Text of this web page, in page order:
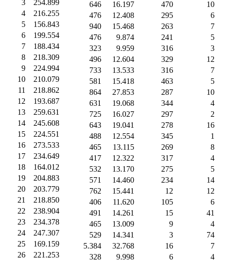
3
254.899
4
216.255
5
156.843
6
199.554
7
188.434
8
218.309
9
224.994
10
210.079
11
218.862
12
193.687
13
259.631
14
245.608
15
224.551
16
273.533
17
234.649
18
164.012
19
204.883
20
203.779
21
218.850
22
238.904
23
234.378
24
247.307
25
169.159
26
221.253
646
476
940
476
323
496
733
581
864
631
725
643
488
465
417
532
571
762
406
491
465
529
5.384
328
16.197
12.408
15.468
9.874
9.959
12.604
13.533
15.418
27.853
19.068
16.027
19.041
12.554
13.115
12.322
13.170
14.460
15.441
11.620
14.261
13.009
14.341
32.768
9.998
470
295
263
241
316
329
316
463
287
344
297
278
345
269
317
275
234
12
105
15
9
3
16
6
10
6
7
5
3
12
7
5
10
4
2
16
1
8
4
5
14
12
6
41
4
74
7
4